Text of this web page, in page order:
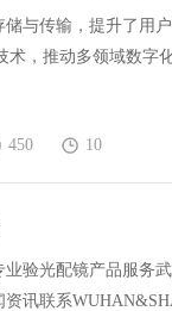
与传输，提升了用
术，推动多领域数字
450 10
验光配镜产品服务
讯联系